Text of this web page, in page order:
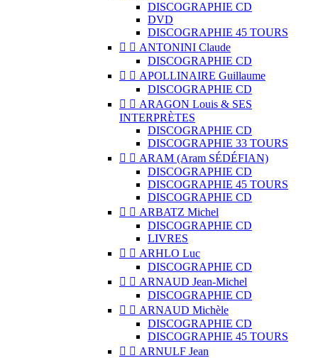
DISCOGRAPHIE CD
DVD
DISCOGRAPHIE 45 TOURS
  ANTONINI Claude
DISCOGRAPHIE CD
  APOLLINAIRE Guillaume
DISCOGRAPHIE CD
  ARAGON Louis & SES
INTERPRÈTES
DISCOGRAPHIE CD
DISCOGRAPHIE 33 TOURS
  ARAM (Aram SÉDÉFIAN)
DISCOGRAPHIE CD
DISCOGRAPHIE 45 TOURS
DISCOGRAPHIE CD
  ARBATZ Michel
DISCOGRAPHIE CD
LIVRES
  ARHLO Luc
DISCOGRAPHIE CD
  ARNAUD Jean-Michel
DISCOGRAPHIE CD
  ARNAUD Michèle
DISCOGRAPHIE CD
DISCOGRAPHIE 45 TOURS
  ARNULF Jean